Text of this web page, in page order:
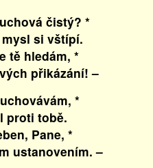
čistý? *
si vštípí.
tě hledám, *
přikázání! –
*
tobě.
Pane, *
ustanovením. –